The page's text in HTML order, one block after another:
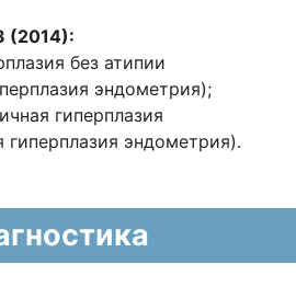
(2014):
без атипии
эндометрия);
гиперплазия
гиперплазия эндометрия).